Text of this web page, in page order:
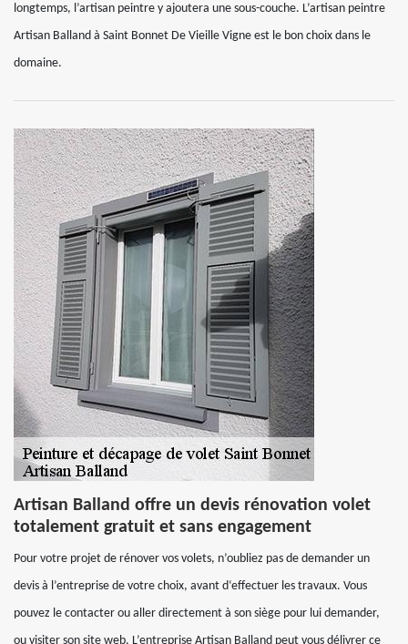
longtemps, l’artisan peintre y ajoutera une sous-couche. L’artisan peintre
Artisan Balland à Saint Bonnet De Vieille Vigne est le bon choix dans le
domaine.
Artisan Balland offre un devis rénovation volet
totalement gratuit et sans engagement
Pour votre projet de rénover vos volets, n’oubliez pas de demander un
devis à l’entreprise de votre choix, avant d‘effectuer les travaux. Vous
pouvez le contacter ou aller directement à son siège pour lui demander,
ou visiter son site web. L’entreprise Artisan Balland peut vous délivrer ce